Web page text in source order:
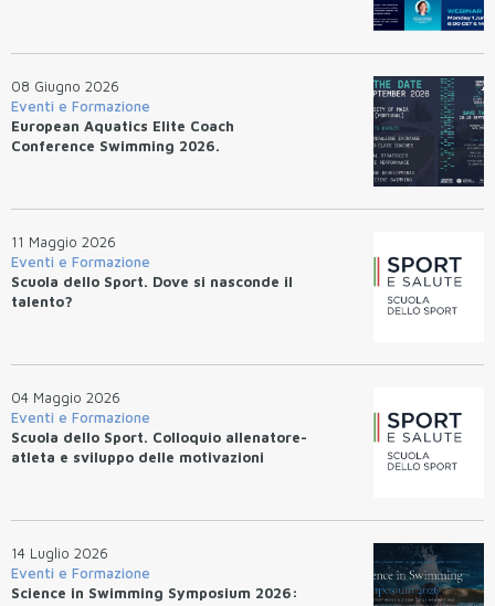
08 Giugno 2026
Eventi e Formazione
European Aquatics Elite Coach
Conference Swimming 2026.
11 Maggio 2026
Eventi e Formazione
Scuola dello Sport. Dove si nasconde il
talento?
04 Maggio 2026
Eventi e Formazione
Scuola dello Sport. Colloquio allenatore-
atleta e sviluppo delle motivazioni
14 Luglio 2026
Eventi e Formazione
Science in Swimming Symposium 2026: